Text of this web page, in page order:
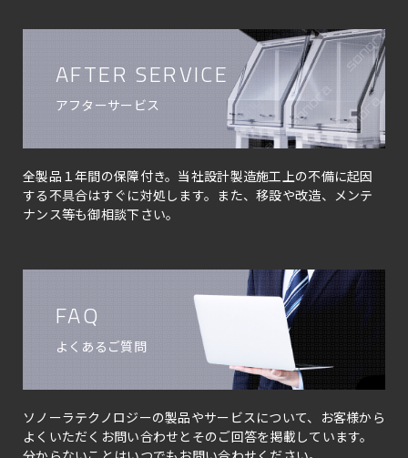
AFTER SERVICE
アフターサービス
全製品１年間の保障付き。当社設計製造施工上の不備に起因
する不具合はすぐに対処します。また、移設や改造、メンテ
ナンス等も御相談下さい。
FAQ
よくあるご質問
ソノーラテクノロジーの製品やサービスについて、お客様から
よくいただくお問い合わせとそのご回答を掲載しています。